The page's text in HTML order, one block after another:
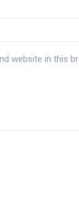
website in this